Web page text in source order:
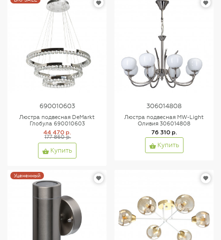
690010603
Люстра подвесная DeMarkt
Глобула 690010603
44 470 р.
177 860 р.
Купить
306014808
Люстра подвесная MW-Light
Оливия 306014808
76 310 р.
Купить
Уцененный